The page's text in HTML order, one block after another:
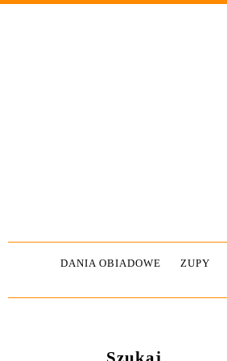
DANIA OBIADOWE ZUPY